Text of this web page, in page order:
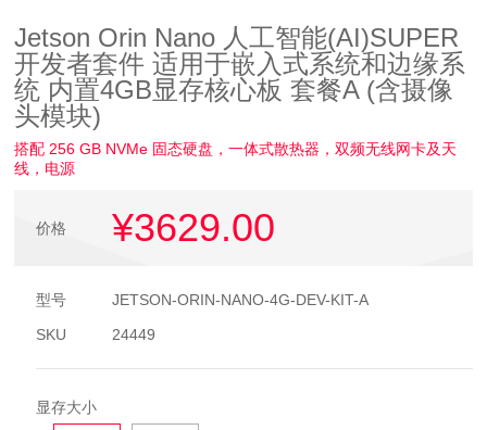
Jetson Orin Nano 人工智能(AI)SUPER
开发者套件 适用于嵌入式系统和边缘系
统 内置4GB显存核心板 套餐A (含摄像
头模块)
搭配 256 GB NVMe 固态硬盘，一体式散热器，双频无线网卡及天
线，电源
价格 ¥3629.00
型号
JETSON-ORIN-NANO-4G-DEV-KIT-A
SKU
24449
显存大小